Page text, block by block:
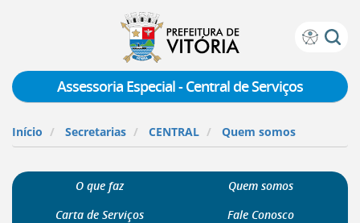
Prefeitura
Vitória
teclado:
para
a
instruções
Assessoria Especial - Central de Serviços
Início Secretarias CENTRAL Quem somos
O que faz
Quem somos
Carta de Serviços
Fale Conosco